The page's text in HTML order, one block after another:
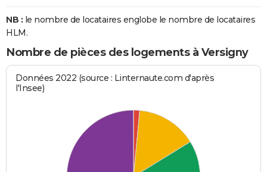
NB : le nombre de locataires englobe le nombre de locataires
HLM.
Nombre de pièces des logements à Versigny
Données 2022 (source : Linternaute.com d'après
l'Insee)